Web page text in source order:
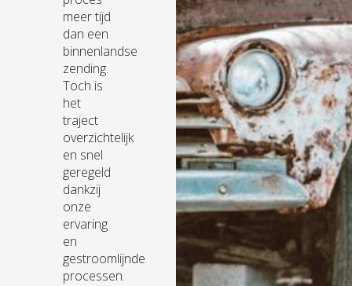
meer tijd
dan een
binnenlandse
zending.
Toch is
het
traject
overzichtelijk
en snel
geregeld
dankzij
onze
ervaring
en
gestroomlijnde
processen.